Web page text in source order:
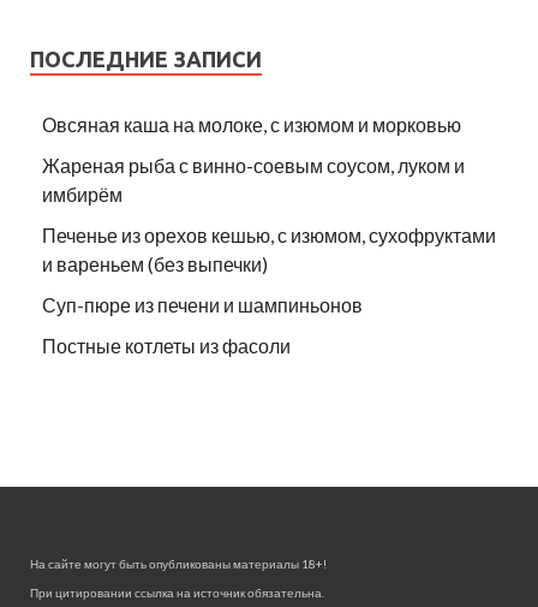
ПОСЛЕДНИЕ ЗАПИСИ
Овсяная каша на молоке, с изюмом и морковью
Жареная рыба с винно-соевым соусом, луком и
имбирём
Печенье из орехов кешью, с изюмом, сухофруктами
и вареньем (без выпечки)
Суп-пюре из печени и шампиньонов
Постные котлеты из фасоли
На сайте могут быть опубликованы материалы 18+!
При цитировании ссылка на источник обязательна.